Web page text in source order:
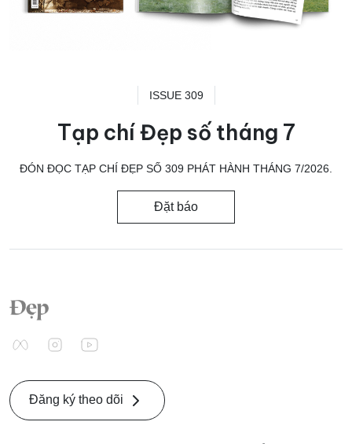
ISSUE 309
Tạp chí Đẹp số tháng 7
ĐÓN ĐỌC TẠP CHÍ ĐẸP SỐ 309 PHÁT HÀNH THÁNG 7/2026.
Đặt báo
Đăng ký theo dõi